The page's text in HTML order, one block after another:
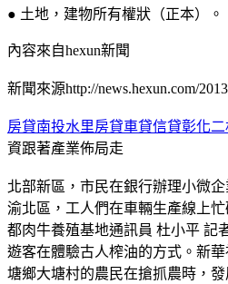
● 土地，建物所有權狀（正本）。
內容來自hexun新聞
新聞來源http://news.hexun.com/
房貸南投水里房貸車貸信貸彰化
資跟著產業佈局走
北部新區，市民在銀行辦理小微
渝北區，工人們在車輛生產線上
都肉牛養殖基地通訊員 杜小平 記
遊客在體驗古人榨油的方式。新
塘鄉大塘村的農民在搶抓農時，